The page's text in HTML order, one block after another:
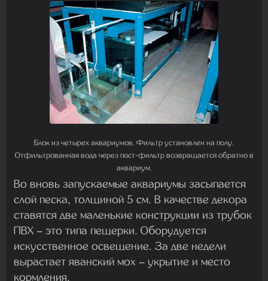
Блок из четырех аквариумов. Фильтр установлен на полу.
Отфильтрованная вода через пост-фильтр возвращается обратно в
аквариум.
Во вновь запускаемые аквариумы засыпается
слой песка, толщиной 5 см. В качестве декора
ставятся две маленькие конструкции из трубок
ПВХ – это типа пещерки. Оборудуется
искусственное освещение. За две недели
вырастает яванский мох – укрытие и место
кормления.